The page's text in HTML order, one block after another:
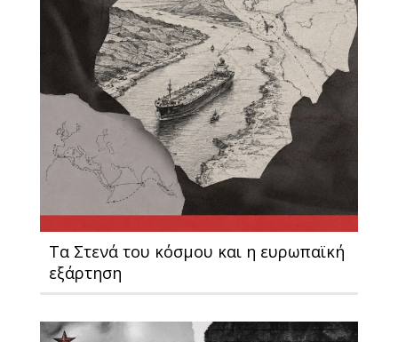
Τα Στενά του κόσμου και η ευρωπαϊκή
εξάρτηση